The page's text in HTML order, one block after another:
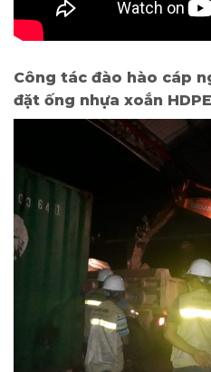
Công tác đào hào cáp
đặt ống nhựa xoắn